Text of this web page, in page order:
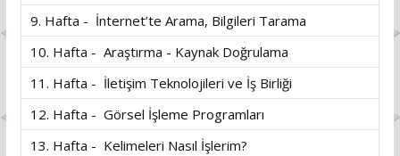
9. Hafta - İnternet’te Arama, Bilgileri Tarama
10. Hafta - Araştırma - Kaynak Doğrulama
11. Hafta - İletişim Teknolojileri ve İş Birliği
12. Hafta - Görsel İşleme Programları
13. Hafta - Kelimeleri Nasıl İşlerim?